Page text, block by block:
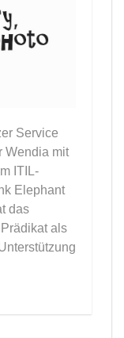
Service
Wendia mit
ITIL-
Elephant
das
als